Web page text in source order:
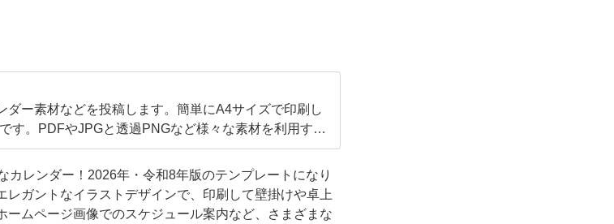
ダー素材などを投稿します。簡単にA4サイズで印刷し
す。PDFやJPGと透過PNGなど様々な素材を利用する
り沢山となります。
カレンダー！2026年・令和8年版のテンプレートになり
レガントなイラストデザインで、印刷して壁掛けや卓上
ームページ画像でのスケジュール案内など、さまざまな